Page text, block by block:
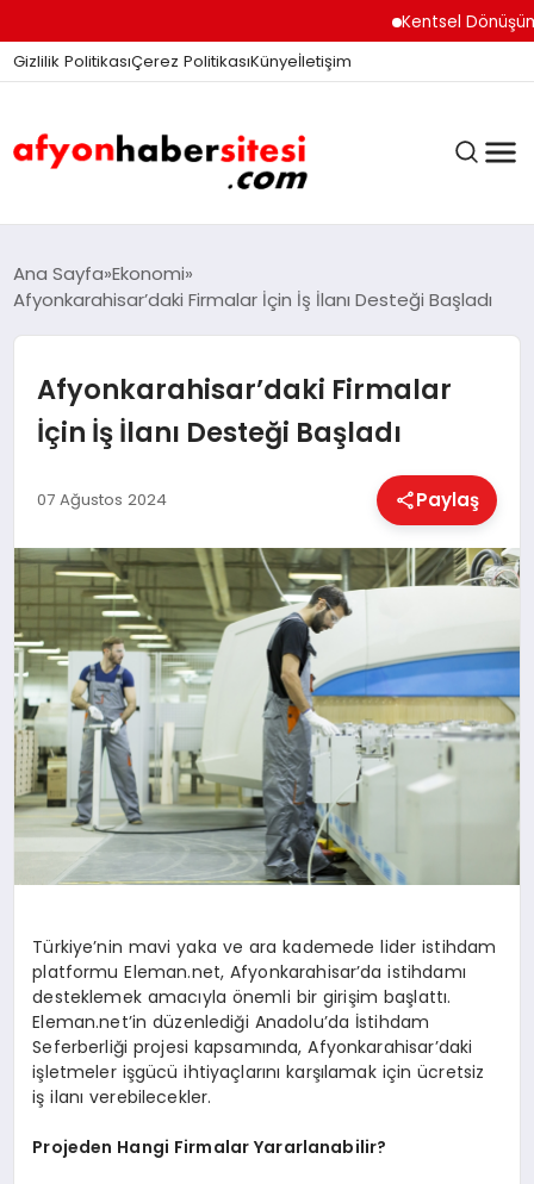
Kentsel Dönüşüm
Gizlilik PolitikasıÇerez PolitikasıKünyeİletişim
ANASAYFA
DÜNYA
EKONOMI
HABERLER
MAGAZIN
SAĞLIK
SPOR
TEKNOLOJI
Ana Sayfa Ekonomi
Afyonkarahisar’daki Firmalar İçin İş İlanı Desteği Başladı
Afyonkarahisar’daki Firmalar
İçin İş İlanı Desteği Başladı
07 Ağustos 2024 Paylaş
Türkiye’nin mavi yaka ve ara kademede lider istihdam
platformu Eleman.net, Afyonkarahisar’da istihdamı
desteklemek amacıyla önemli bir girişim başlattı.
Eleman.net’in düzenlediği Anadolu’da İstihdam
Seferberliği projesi kapsamında, Afyonkarahisar’daki
işletmeler işgücü ihtiyaçlarını karşılamak için ücretsiz
iş ilanı verebilecekler.
Projeden Hangi Firmalar Yararlanabilir?